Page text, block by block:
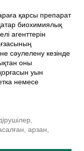
қарсы препарат
биохимиялық
агенттерін
сәулелену кезінде
оны
уын
немесе
арзан,